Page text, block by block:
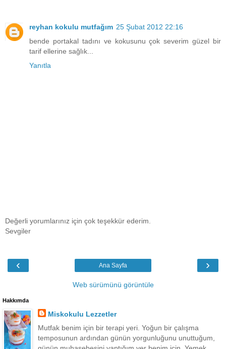
reyhan kokulu mutfağım 25 Şubat 2012 22:16
bende portakal tadını ve kokusunu çok severim güzel bir
tarif ellerine sağlık...
Yanıtla
Değerli yorumlarınız için çok teşekkür ederim.
Sevgiler
‹ ›
Ana Sayfa
Web sürümünü görüntüle
Hakkımda
Miskokulu Lezzetler
Mutfak benim için bir terapi yeri. Yoğun bir çalışma
temposunun ardından günün yorgunluğunu unuttuğum,